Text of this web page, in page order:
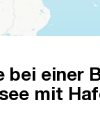
bei einer
mit